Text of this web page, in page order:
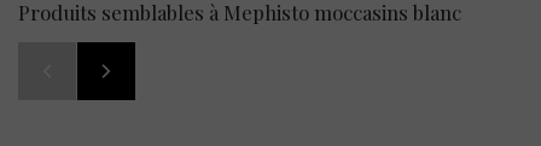
Produits semblables à Mephisto moccasins blanc